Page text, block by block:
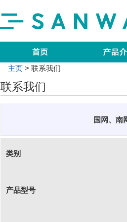
主页 联系我们
联系我们
国网、南
类别
产品型号